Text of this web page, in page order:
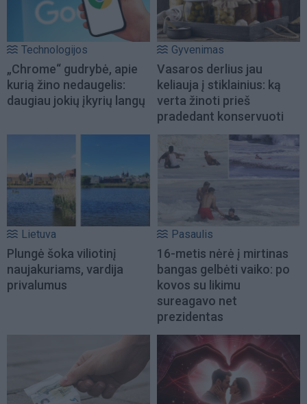
Technologijos
„Chrome“ gudrybė, apie
kurią žino nedaugelis:
daugiau jokių įkyrių langų
Gyvenimas
Vasaros derlius jau
keliauja į stiklainius: ką
verta žinoti prieš
pradedant konservuoti
Lietuva
Plungė šoka viliotinį
naujakuriams, vardija
privalumus
Pasaulis
16-metis nėrė į mirtinas
bangas gelbėti vaiko: po
kovos su likimu
sureagavo net
prezidentas